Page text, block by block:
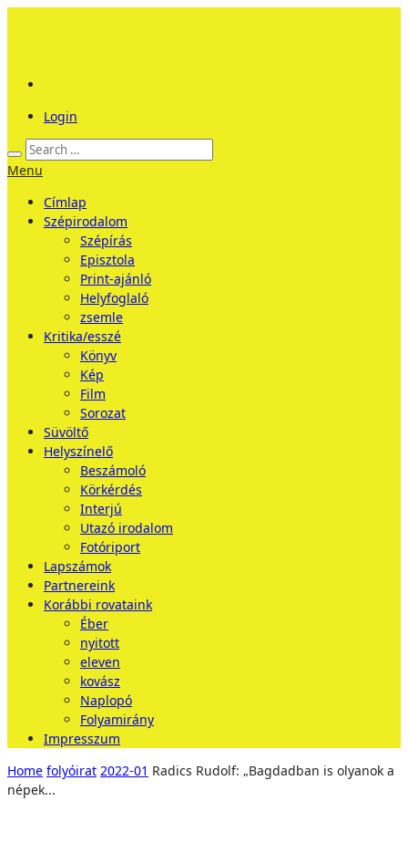
Login
Menu
Címlap
Szépirodalom
Szépírás
Episztola
Print-ajánló
Helyfoglaló
zsemle
Kritika/esszé
Könyv
Kép
Film
Sorozat
Süvöltő
Helyszínelő
Beszámoló
Körkérdés
Interjú
Utazó irodalom
Fotóriport
Lapszámok
Partnereink
Korábbi rovataink
Éber
nyitott
eleven
kovász
Naplopó
Folyamirány
Impresszum
Home folyóirat 2022-01 Radics Rudolf: „Bagdadban is olyanok a
népek...